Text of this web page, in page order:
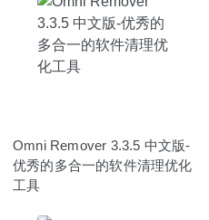
Omni Remover 3.3.5 中文版-
优秀的多合一的软件清理优化
工具